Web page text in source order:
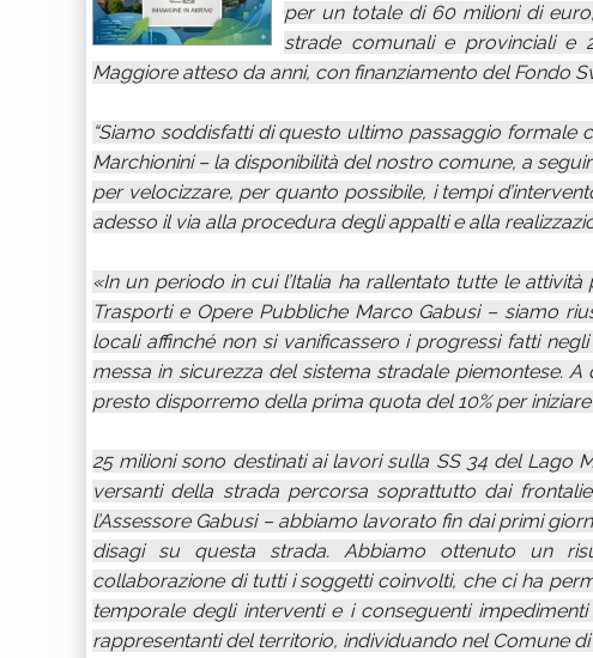
per un totale di 60 milioni di
strade comunali e provinciali e
Maggiore atteso da anni, con finanziamento del Fondo
“Siamo soddisfatti di questo ultimo passaggio formale
Marchionini – la disponibilità del nostro comune, a
per velocizzare, per quanto possibile, i tempi
adesso il via alla procedura degli appalti e alla
«In un periodo in cui l’Italia ha rallentato tutte le attività
Trasporti e Opere Pubbliche Marco Gabusi – siamo
locali affinché non si vanificassero i progressi fatti
messa in sicurezza del sistema stradale piemontese.
presto disporremo della prima quota del 10% per
25 milioni sono destinati ai lavori sulla SS 34 del Lago
versanti della strada percorsa soprattutto dai
l’Assessore Gabusi – abbiamo lavorato fin dai primi
disagi su questa strada. Abbiamo ottenuto un
collaborazione di tutti i soggetti coinvolti, che ci ha
temporale degli interventi e i conseguenti
rappresentanti del territorio, individuando nel Comune